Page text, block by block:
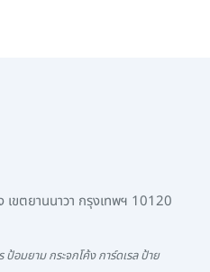
ขตยานนาวา กรุงเทพฯ 10120
อมยาม กระจกโค้ง การ์ดเรล ป้าย